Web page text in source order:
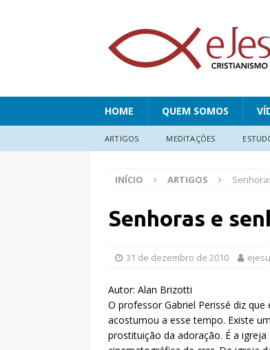
HOME QUEM SOMOS
ARTIGOS MEDITAÇÕES
INÍCIO ARTIGOS
Senhoras e
31 de dezembro de 2010
Autor: Alan Brizotti
O professor Gabriel Perissé diz
acostumou a esse tempo. Existe
prostituição da adoração. É a